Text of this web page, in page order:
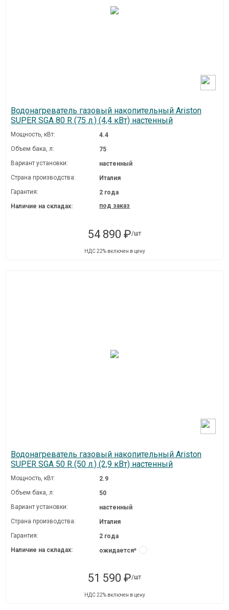
Водонагреватель газовый накопительный Ariston
SUPER SGA 80 R (75 л.) (4,4 кВт) настенный
Мощность, кВт:
4.4
Объем бака, л:
75
Вариант установки:
настенный
Страна производства:
Италия
Гарантия:
2 года
Наличие на складах:
под заказ
54 890 ₽/шт
НДС 22% включен в цену
Водонагреватель газовый накопительный Ariston
SUPER SGA 50 R (50 л.) (2,9 кВт) настенный
Мощность, кВт:
2.9
Объем бака, л:
50
Вариант установки:
настенный
Страна производства:
Италия
Гарантия:
2 года
Наличие на складах:
ожидается*
51 590 ₽/шт
НДС 22% включен в цену